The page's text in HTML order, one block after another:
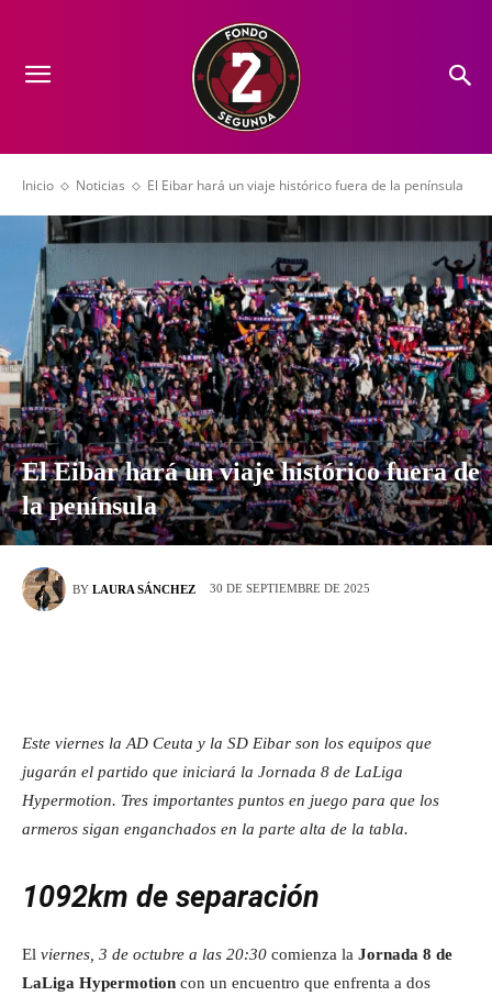
Inicio Noticias El Eibar hará un viaje histórico fuera de la península
El Eibar hará un viaje histórico fuera de
la península
BY LAURA SÁNCHEZ 30 DE SEPTIEMBRE DE 2025
Este viernes la AD Ceuta y la SD Eibar son los equipos que
jugarán el partido que iniciará la Jornada 8 de LaLiga
Hypermotion. Tres importantes puntos en juego para que los
armeros sigan enganchados en la parte alta de la tabla.
1092km de separación
El viernes, 3 de octubre a las 20:30 comienza la Jornada 8 de
LaLiga Hypermotion con un encuentro que enfrenta a dos